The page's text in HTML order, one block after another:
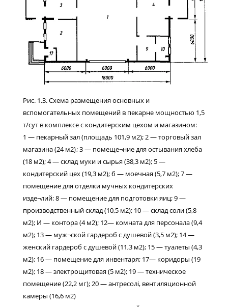
Рис. 1.3. Схема размещения основных и
вспомогательных помещений в пекарне мощностью 1,5
т/сут в комплексе с кондитерским цехом и магазином:
1 — пекарный зал (площадь 101,9 м2); 2 — торговый зал
магазина (24 м2}; 3 — помеще¬ние для остывания хлеба
(18 м2); 4 — склад муки и сырья (38,3 м2); 5 —
кондитерский цех (19,3 м2); б — моечная (5,7 м2); 7 —
помещение для отделки мучных кондитерских
изде¬лий: 8 — помещение для подготовки яиц; 9 —
производственный склад (10,5 м2); 10 — склад соли (5,8
м2); И — контора (4 м2); 12— комната для персонала (9,4
м2); 13 — муж¬ской гардероб с душевой (3,5 м2); 14 —
женский гардероб с душевой (11,3 м2); 15 — туалеты (4,3
м2); 16 — помещение для инвентаря; 17— коридоры (19
м2); 18 — электрощитовая (5 м2); 19 — техническое
помещение (22,2 мг); 20 — антресолі, вентиляционной
камеры (16,6 м2)